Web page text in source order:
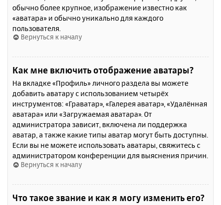
обычно более крупное, изображение известно как
«аватара» и обычно уникально для каждого
пользователя.
Вернуться к началу
Как мне включить отображение аватары?
На вкладке «Профиль» личного раздела вы можете
добавить аватару с использованием четырёх
инструментов: «Граватар», «Галерея аватар», «Удалённая
аватара» или «Загружаемая аватара». От
администратора зависит, включена ли поддержка
аватар, а также какие типы аватар могут быть доступны.
Если вы не можете использовать аватары, свяжитесь с
администратором конференции для выяснения причин.
Вернуться к началу
Что такое звание и как я могу изменить его?